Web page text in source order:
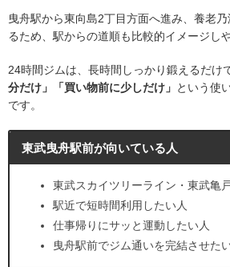
曳舟駅から東向島2丁目方面へ進み、養老
るため、駅からの道順も比較的イメージし
24時間ジムは、長時間しっかり鍛えるだけ
分だけ」「買い物前に少しだけ」 という使
です。
東武曳舟駅前が向いている人
東武スカイツリーライン・東武亀
駅近で短時間利用したい人
仕事帰りにサッと運動したい人
曳舟駅前でジム通いを完結させた